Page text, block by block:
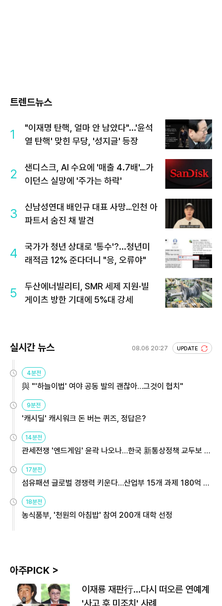
트렌드뉴스
1
"이재명 탄핵, 얼마 안 남았다"...'윤석
열 탄핵' 맞힌 무당, '성지글' 등장
2
샌디스크, AI 수요에 '매출 4.7배'…가
이던스 실망에 '주가는 하락'
3
신남성연대 배인규 대표 사망…인천 아
파트서 숨진 채 발견
4
국가가 청년 상대로 '통수'?...청년미
래적금 12% 준다더니 "응, 오류야"
5
두산에너빌리티, SMR 세제 지원·빌
게이츠 방한 기대에 5%대 강세
실시간 뉴스 08.06 20:27 UPDATE
4분전
與 "'하늘이법' 여야 공동 발의 괜찮아…그것이 협치"
9분전
'캐시딜' 캐시워크 돈 버는 퀴즈, 정답은?
14분전
관세전쟁 '엔드게임' 윤곽 나오나…한국 新통상정책 교두보 활
용해야
17분전
섬유패션 글로벌 경쟁력 키운다…산업부 15개 과제 180억 지
원
18분전
농식품부, '천원의 아침밥' 참여 200개 대학 선정
아주PICK >
이재룡 재판行…다시 떠오른 연예계
'사고 후 미조치' 사례